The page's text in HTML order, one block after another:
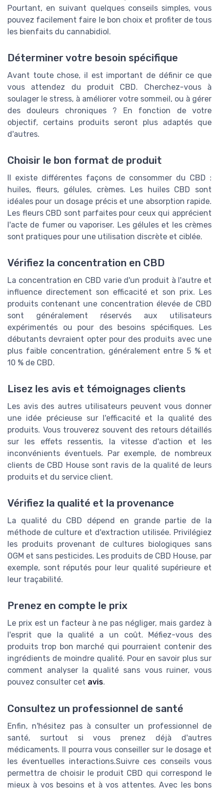
Pourtant, en suivant quelques conseils simples, vous
pouvez facilement faire le bon choix et profiter de tous
les bienfaits du cannabidiol.
Déterminer votre besoin spécifique
Avant toute chose, il est important de définir ce que
vous attendez du produit CBD. Cherchez-vous à
soulager le stress, à améliorer votre sommeil, ou à gérer
des douleurs chroniques ? En fonction de votre
objectif, certains produits seront plus adaptés que
d'autres.
Choisir le bon format de produit
Il existe différentes façons de consommer du CBD :
huiles, fleurs, gélules, crèmes. Les huiles CBD sont
idéales pour un dosage précis et une absorption rapide.
Les fleurs CBD sont parfaites pour ceux qui apprécient
l'acte de fumer ou vaporiser. Les gélules et les crèmes
sont pratiques pour une utilisation discrète et ciblée.
Vérifiez la concentration en CBD
La concentration en CBD varie d'un produit à l'autre et
influence directement son efficacité et son prix. Les
produits contenant une concentration élevée de CBD
sont généralement réservés aux utilisateurs
expérimentés ou pour des besoins spécifiques. Les
débutants devraient opter pour des produits avec une
plus faible concentration, généralement entre 5 % et
10 % de CBD.
Lisez les avis et témoignages clients
Les avis des autres utilisateurs peuvent vous donner
une idée précieuse sur l'efficacité et la qualité des
produits. Vous trouverez souvent des retours détaillés
sur les effets ressentis, la vitesse d'action et les
inconvénients éventuels. Par exemple, de nombreux
clients de CBD House sont ravis de la qualité de leurs
produits et du service client.
Vérifiez la qualité et la provenance
La qualité du CBD dépend en grande partie de la
méthode de culture et d'extraction utilisée. Privilégiez
les produits provenant de cultures biologiques sans
OGM et sans pesticides. Les produits de CBD House, par
exemple, sont réputés pour leur qualité supérieure et
leur traçabilité.
Prenez en compte le prix
Le prix est un facteur à ne pas négliger, mais gardez à
l'esprit que la qualité a un coût. Méfiez-vous des
produits trop bon marché qui pourraient contenir des
ingrédients de moindre qualité. Pour en savoir plus sur
comment analyser la qualité sans vous ruiner, vous
pouvez consulter cet avis.
Consultez un professionnel de santé
Enfin, n'hésitez pas à consulter un professionnel de
santé, surtout si vous prenez déjà d'autres
médicaments. Il pourra vous conseiller sur le dosage et
les éventuelles interactions.Suivre ces conseils vous
permettra de choisir le produit CBD qui correspond le
mieux à vos besoins et à vos attentes. Avec les bons